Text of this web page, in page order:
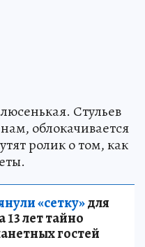
Стульев
облокачивается
ролик о том, как
«сетку»для
лет тайно
гостей